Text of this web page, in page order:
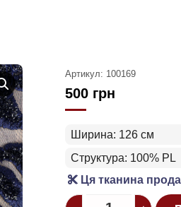
Артикул: 100169
500 грн
Ширина: 126 см
Структура: 100% PL
Ця тканина
Quantity